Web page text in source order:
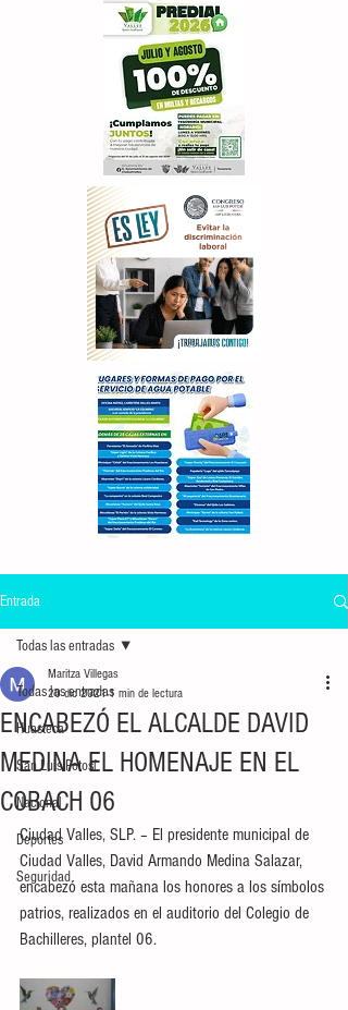
Entrada
Todas las entradas
Huasteca
San Luis Potosí
Nacional
Deportes
Seguridad
Todas las entradas
ENCABEZÓ EL ALCALDE DAVID
MEDINA EL HOMENAJE EN EL
COBACH 06
Maritza Villegas
20 dic 20211 min de lectura
Ciudad Valles, SLP. – El presidente municipal de
Ciudad Valles, David Armando Medina Salazar,
encabezó esta mañana los honores a los símbolos
patrios, realizados en el auditorio del Colegio de
Bachilleres, plantel 06.